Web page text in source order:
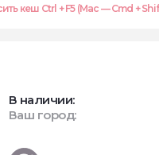
кеш Ctrl + F5 (Mac — Cmd +
В наличии:
Ваш город: